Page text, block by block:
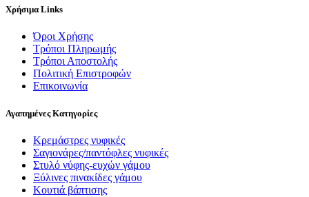
Χρήσιμα Links
Όροι Χρήσης
Τρόποι Πληρωμής
Τρόποι Αποστολής
Πολιτική Επιστροφών
Επικοινωνία
Αγαπημένες Κατηγορίες
Κρεμάστρες νυφικές
Σαγιονάρες/παντόφλες νυφικές
Στυλό νύφης-ευχών γάμου
Ξύλινες πινακίδες γάμου
Κουτιά βάπτισης